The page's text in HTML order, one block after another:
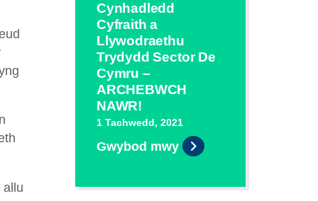
allu
Cynhadledd
Cyfraith a
Llywodraethu
Trydydd Sector De
Cymru –
ARCHEBWCH
NAWR!
1 Tachwedd, 2021
Gwybod mwy